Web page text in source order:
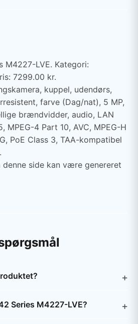
M4227-LVE. Kategori:
7299.00 kr.
kuppel, udendørs,
farve (Dag/nat), 5 MP,
brændvidder, audio, LAN
MPEG-4 Part 10, AVC, MPEG-H
PoE Class 3, TAA-kompatibel
side kan være genereret
Series M4227-LVE?